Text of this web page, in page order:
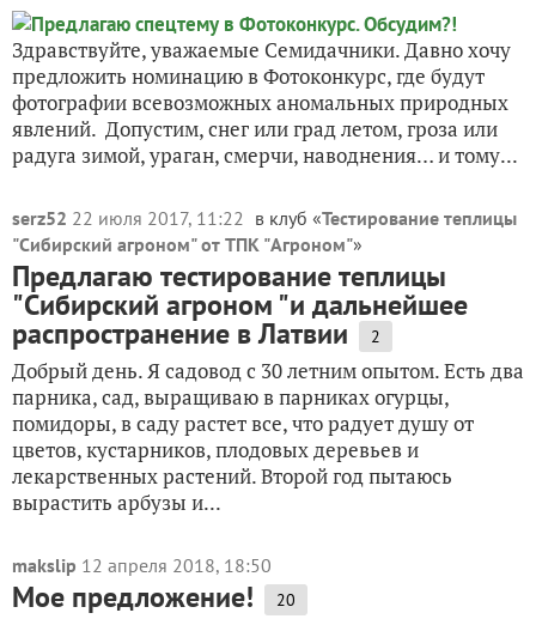
Здравствуйте, уважаемые Семидачники. Давно хочу
предложить номинацию в Фотоконкурс, где будут
фотографии всевозможных аномальных природных
явлений. Допустим, снег или град летом, гроза или
радуга зимой, ураган, смерчи, наводнения… и тому...
serz52 22 июля 2017, 11:22 в клуб «Тестирование теплицы
"Сибирский агроном" от ТПК "Агроном"»
Предлагаю тестирование теплицы
"Сибирский агроном "и дальнейшее
распространение в Латвии 2
Добрый день. Я садовод с 30 летним опытом. Есть два
парника, сад, выращиваю в парниках огурцы,
помидоры, в саду растет все, что радует душу от
цветов, кустарников, плодовых деревьев и
лекарственных растений. Второй год пытаюсь
вырастить арбузы и...
makslip 12 апреля 2018, 18:50
Мое предложение! 20